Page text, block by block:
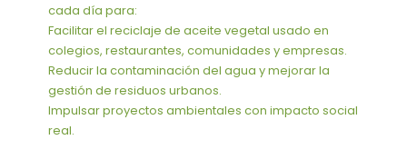
cada día para:
Facilitar el reciclaje de aceite vegetal usado en
colegios, restaurantes, comunidades y empresas.
Reducir la contaminación del agua y mejorar la
gestión de residuos urbanos.
Impulsar proyectos ambientales con impacto social
real.